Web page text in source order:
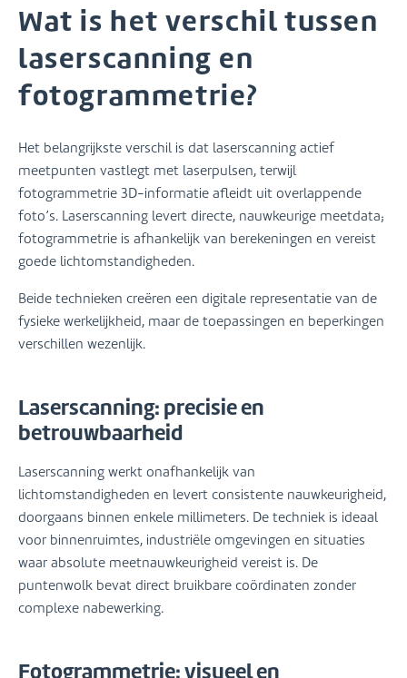
Wat is het verschil tussen
laserscanning en
fotogrammetrie?
Het belangrijkste verschil is dat laserscanning actief
meetpunten vastlegt met laserpulsen, terwijl
fotogrammetrie 3D-informatie afleidt uit overlappende
foto’s. Laserscanning levert directe, nauwkeurige meetdata;
fotogrammetrie is afhankelijk van berekeningen en vereist
goede lichtomstandigheden.
Beide technieken creëren een digitale representatie van de
fysieke werkelijkheid, maar de toepassingen en beperkingen
verschillen wezenlijk.
Laserscanning: precisie en
betrouwbaarheid
Laserscanning werkt onafhankelijk van
lichtomstandigheden en levert consistente nauwkeurigheid,
doorgaans binnen enkele millimeters. De techniek is ideaal
voor binnenruimtes, industriële omgevingen en situaties
waar absolute meetnauwkeurigheid vereist is. De
puntenwolk bevat direct bruikbare coördinaten zonder
complexe nabewerking.
Fotogrammetrie: visueel en